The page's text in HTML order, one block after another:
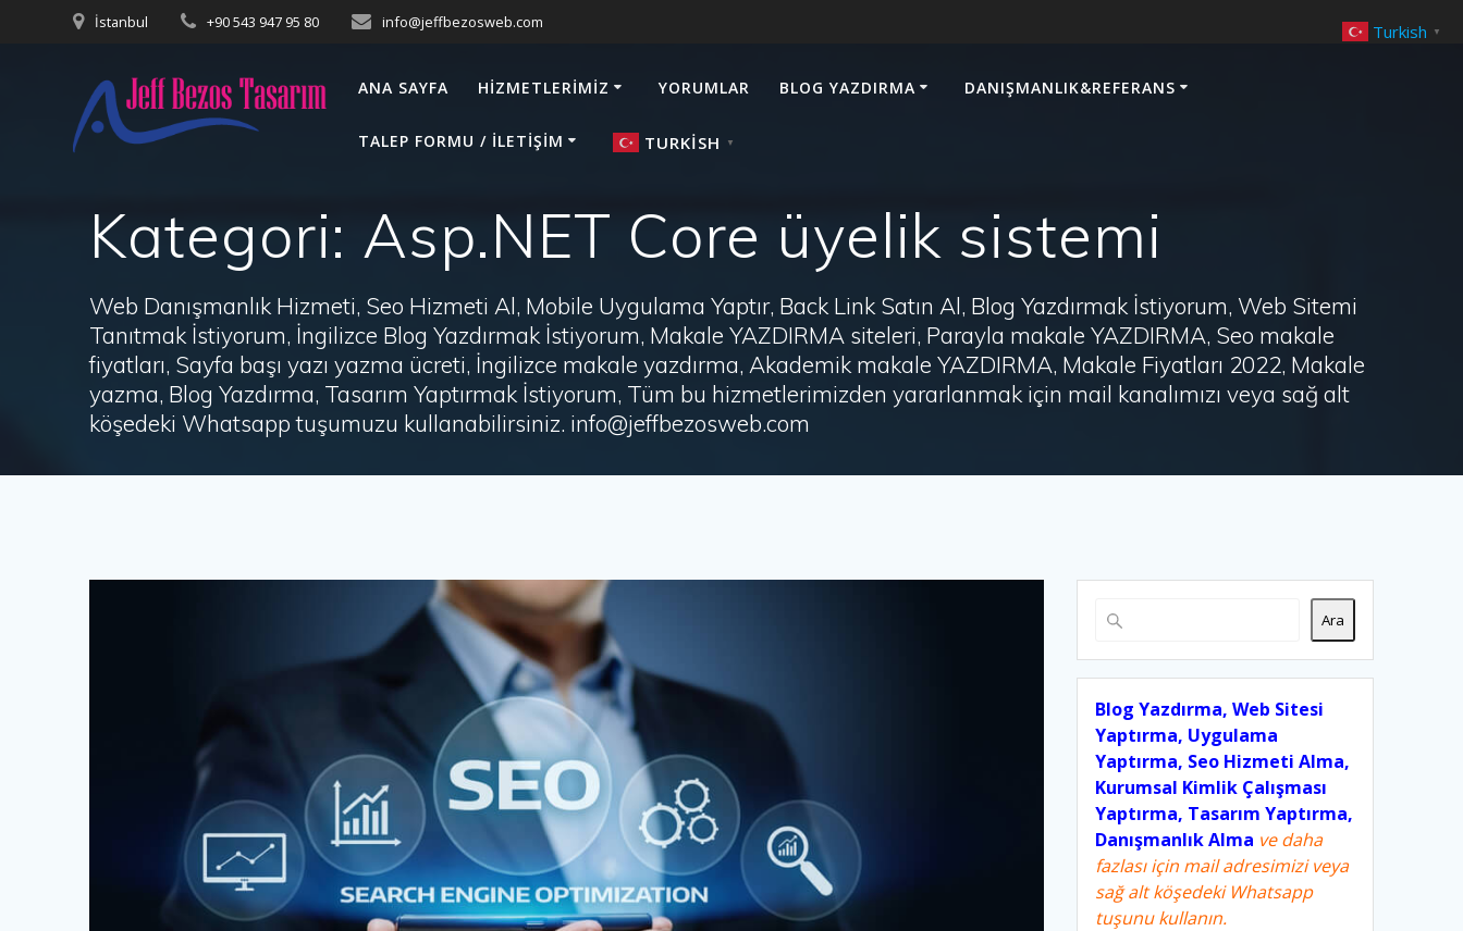
İstanbul +90 543 947 95 80 info@jeffbezosweb.com
ANA SAYFA HIZMETLERIMIZ YORUMLAR BLOG YAZDIRMA DANIŞMANLIK&REFERANS
TALEP FORMU / İLETIŞIM TURKISH ▼
Kategori: Asp.NET Core üyelik sistemi
Web Danışmanlık Hizmeti, Seo Hizmeti Al, Mobile Uygulama Yaptır, Back Link Satın Al, Blog Yazdırmak İstiyorum, Web Sitemi
Tanıtmak İstiyorum, İngilizce Blog Yazdırmak İstiyorum, Makale YAZDIRMA siteleri, Parayla makale YAZDIRMA, Seo makale
fiyatları, Sayfa başı yazı yazma ücreti, İngilizce makale yazdırma, Akademik makale YAZDIRMA, Makale Fiyatları 2022, Makale
yazma, Blog Yazdırma, Tasarım Yaptırmak İstiyorum, Tüm bu hizmetlerimizden yararlanmak için mail kanalımızı veya sağ alt
köşedeki Whatsapp tuşumuzu kullanabilirsiniz. info@jeffbezosweb.com
Ara
Blog Yazdırma, Web Sitesi
Yaptırma, Uygulama
Yaptırma, Seo Hizmeti Alma,
Kurumsal Kimlik Çalışması
Yaptırma, Tasarım Yaptırma,
Danışmanlık Alma ve daha
fazlası için mail adresimizi veya
sağ alt köşedeki Whatsapp
tuşunu kullanın.
Turkish ▼